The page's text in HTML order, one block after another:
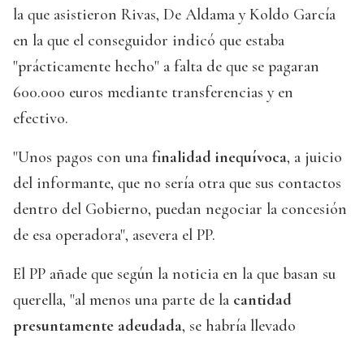
la que asistieron Rivas, De Aldama y Koldo García
en la que el conseguidor indicó que estaba
"prácticamente hecho" a falta de que se pagaran
600.000 euros mediante transferencias y en
efectivo.
"Unos pagos con una finalidad inequívoca, a juicio
del informante, que no sería otra que sus contactos
dentro del Gobierno, puedan negociar la concesión
de esa operadora", asevera el PP.
El PP añade que según la noticia en la que basan su
querella, "al menos una parte de la cantidad
presuntamente adeudada, se habría llevado